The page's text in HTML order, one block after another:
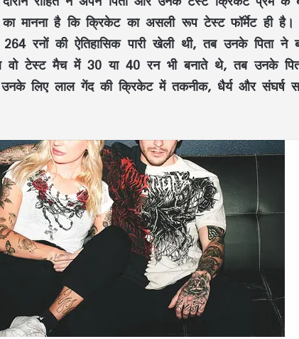
का मानना है कि क्रिकेट का असली रूप टेस्ट फॉर्मेट ही
रनों की ऐतिहासिक पारी खेली थी, तब उनके पिता ने
वो टेस्ट मैच में 30 या 40 रन भी बनाते थे, तब उनके
लिए लाल गेंद की क्रिकेट में तकनीक, धैर्य और संघर्ष